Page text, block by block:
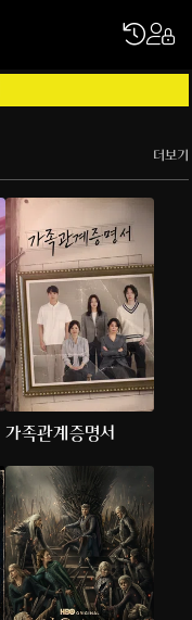
더보기
가족관계증명서